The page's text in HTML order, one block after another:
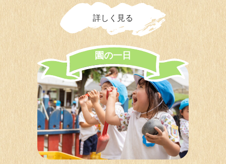
詳しく見る
園の一 日